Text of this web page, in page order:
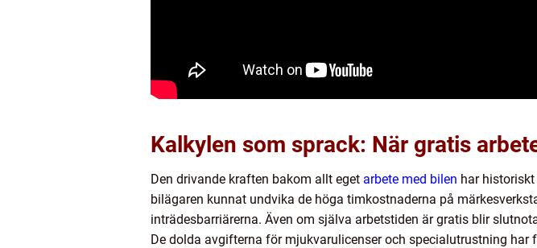
Kalkylen som sprack: När gratis
Den drivande kraften bakom allt eget arbete med bilen har
bilägaren kunnat undvika de höga timkostnaderna på
inträdesbarriärerna. Även om själva arbetstiden är gratis blir
De dolda avgifterna för mjukvarulicenser och specialutrustning